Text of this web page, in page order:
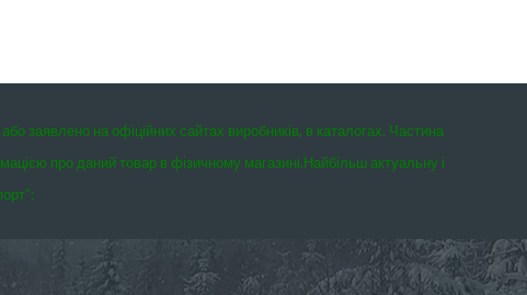
заявлено на офіційних сайтах виробників, в каталогах. Частина
про даний товар в фізичному магазині.Найбільш актуальну і